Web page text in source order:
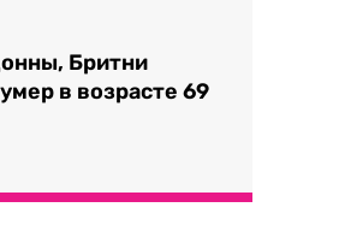
Бритни
в возрасте 69